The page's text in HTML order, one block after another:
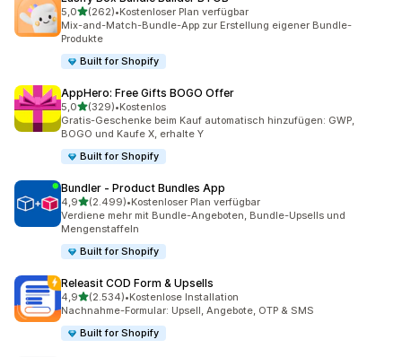
5,0von 5 Sternen
(262)
262 Rezensionen insgesamt
•Kostenloser Plan verfügbar
Mix-and-Match-Bundle-App zur Erstellung eigener Bundle-
Produkte
Built for Shopify
AppHero: Free Gifts BOGO Offer
5,0von 5 Sternen
(329)
329 Rezensionen insgesamt
•Kostenlos
Gratis-Geschenke beim Kauf automatisch hinzufügen: GWP,
BOGO und Kaufe X, erhalte Y
Built for Shopify
Bundler ‑ Product Bundles App
4,9von 5 Sternen
(2.499)
2499 Rezensionen insgesamt
•Kostenloser Plan verfügbar
Verdiene mehr mit Bundle-Angeboten, Bundle-Upsells und
Mengenstaffeln
Built for Shopify
Releasit COD Form & Upsells
4,9von 5 Sternen
(2.534)
2534 Rezensionen insgesamt
•Kostenlose Installation
Nachnahme-Formular: Upsell, Angebote, OTP & SMS
Built for Shopify